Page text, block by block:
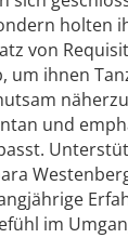
holten
von
um ihnen
und
im